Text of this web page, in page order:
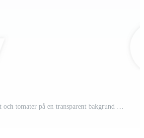
pizza med skinka, ost och tomater på en transparent bakgrund Pro PNG